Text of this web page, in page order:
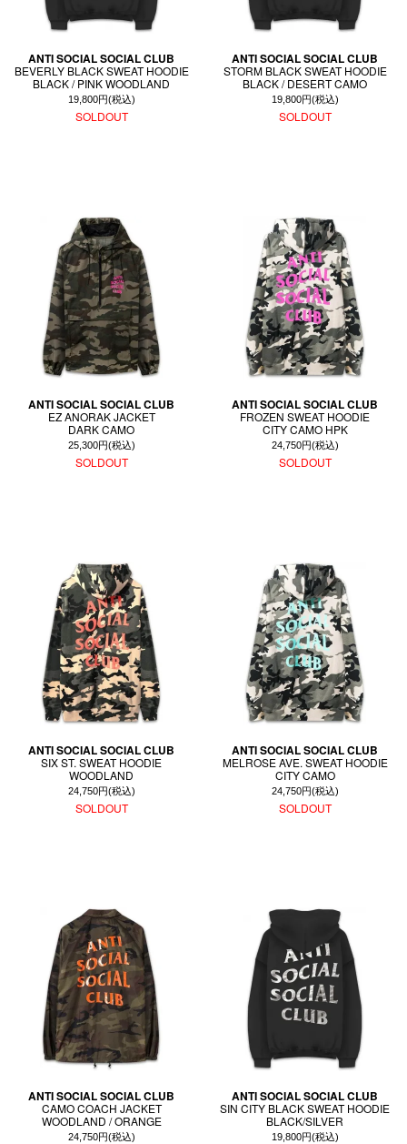
ANTI SOCIAL SOCIAL CLUB
BEVERLY BLACK SWEAT HOODIE
BLACK / PINK WOODLAND
19,800円(税込)
SOLDOUT
ANTI SOCIAL SOCIAL CLUB
STORM BLACK SWEAT HOODIE
BLACK / DESERT CAMO
19,800円(税込)
SOLDOUT
ANTI SOCIAL SOCIAL CLUB
EZ ANORAK JACKET
DARK CAMO
25,300円(税込)
SOLDOUT
ANTI SOCIAL SOCIAL CLUB
FROZEN SWEAT HOODIE
CITY CAMO HPK
24,750円(税込)
SOLDOUT
ANTI SOCIAL SOCIAL CLUB
SIX ST. SWEAT HOODIE
WOODLAND
24,750円(税込)
SOLDOUT
ANTI SOCIAL SOCIAL CLUB
MELROSE AVE. SWEAT HOODIE
CITY CAMO
24,750円(税込)
SOLDOUT
ANTI SOCIAL SOCIAL CLUB
CAMO COACH JACKET
WOODLAND / ORANGE
24,750円(税込)
ANTI SOCIAL SOCIAL CLUB
SIN CITY BLACK SWEAT HOODIE
BLACK/SILVER
19,800円(税込)